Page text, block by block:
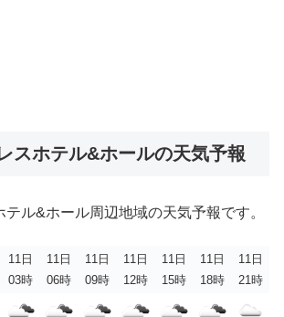
スホテル&ホールの天気予報
ル&ホール周辺地域の天気予報です。
11日
03時
11日
06時
11日
09時
11日
12時
11日
15時
11日
18時
11日
21時